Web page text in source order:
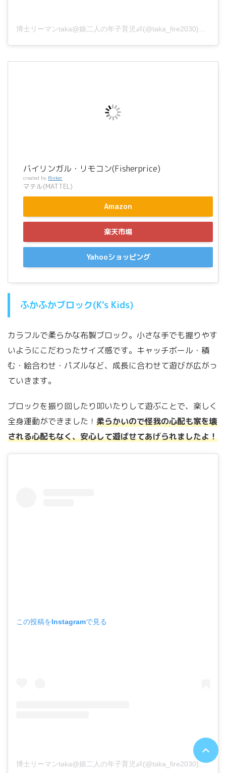
バイリンガル・リモコン(Fisherprice)
created by Rinker
マテル(MATTEL)
Amazon
楽天市場
Yahooショッピング
ふかふかブロック(K's Kids)
カラフルで柔らかな布製ブロック。小さな手でも握りやす
いようにこだわったサイズ感です。キャッチボール・積
む・絵合わせ・パズルなど、成長に合わせて遊びが広がっ
ていきます。
ブロックを振り回したり叩いたりして遊ぶことで、楽しく
全身運動ができました！ 柔らかいので怪我の心配も家を壊
される心配もなく、安心して遊ばせてあげられましたよ！
この投稿をInstagramで見る
博士リーマンtaka@娘二人の年子育児👶(@taka_fire2030)がシェアした投稿